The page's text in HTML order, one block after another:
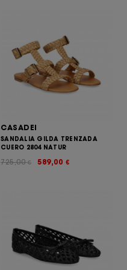
CASADEI
SANDALIA GILDA TRENZADA
CUERO 2804 NATUR
589,00 €
725,00€